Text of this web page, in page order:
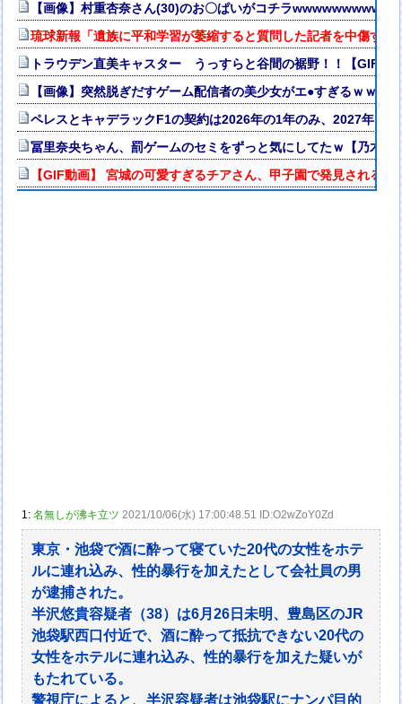
【画像】村重杏奈さん(30)のお〇ぱいがコチラ
琉球新報「遺族に平和学習が萎縮すると質問した記者を中傷する
トラウデン直美キャスター うっすらと谷間の裾野！！【GIF動
【画像】突然脱ぎだすゲーム配信者の美少女がエ●すぎるｗｗｗ
ペレスとキャデラックF1の契約は2026年の1年のみ、2027年に
冨里奈央ちゃん、罰ゲームのセミをずっと気にしてたｗ【乃木坂
【GIF動画】 宮城の可愛すぎるチアさん、甲子園で発見される
1:名無しが沸キ立ツ 2021/10/06(水) 17:00:48.51 ID:O2wZoY0Zd
東京・池袋で酒に酔って寝ていた20代の女性をホテ
ルに連れ込み、性的暴行を加えたとして会社員の男
が逮捕された。
半沢悠貴容疑者（38）は6月26日未明、豊島区のJR
池袋駅西口付近で、酒に酔って抵抗できない20代の
女性をホテルに連れ込み、性的暴行を加えた疑いが
もたれている。
警視庁によると、半沢容疑者は池袋駅にナンパ目的